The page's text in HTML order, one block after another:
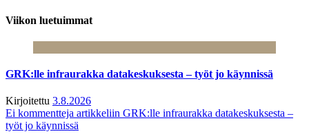
Viikon luetuimmat
GRK:lle infraurakka datakeskuksesta – työt jo käynnissä
Kirjoitettu 3.8.2026
Ei kommentteja artikkeliin GRK:lle infraurakka datakeskuksesta –
työt jo käynnissä